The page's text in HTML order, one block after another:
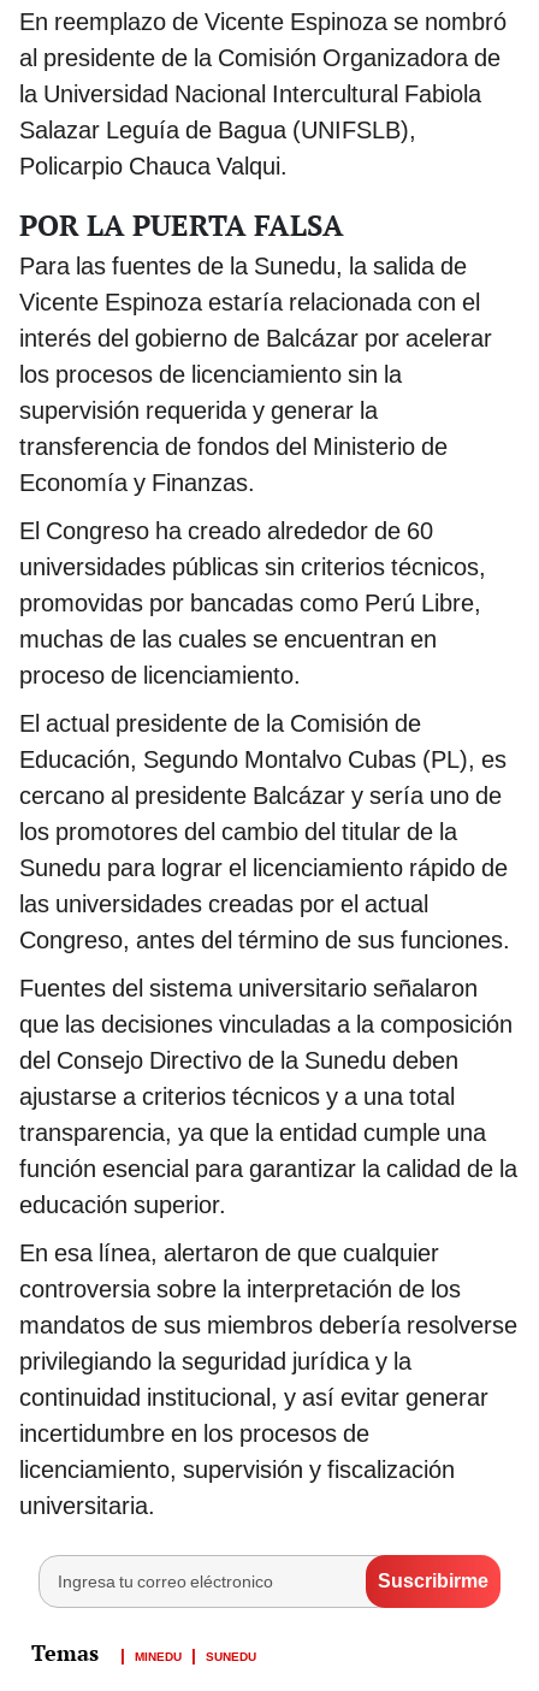
En reemplazo de Vicente Espinoza se nombró
al presidente de la Comisión Organizadora de
la Universidad Nacional Intercultural Fabiola
Salazar Leguía de Bagua (UNIFSLB),
Policarpio Chauca Valqui.
POR LA PUERTA FALSA
Para las fuentes de la Sunedu, la salida de
Vicente Espinoza estaría relacionada con el
interés del gobierno de Balcázar por acelerar
los procesos de licenciamiento sin la
supervisión requerida y generar la
transferencia de fondos del Ministerio de
Economía y Finanzas.
El Congreso ha creado alrededor de 60
universidades públicas sin criterios técnicos,
promovidas por bancadas como Perú Libre,
muchas de las cuales se encuentran en
proceso de licenciamiento.
El actual presidente de la Comisión de
Educación, Segundo Montalvo Cubas (PL), es
cercano al presidente Balcázar y sería uno de
los promotores del cambio del titular de la
Sunedu para lograr el licenciamiento rápido de
las universidades creadas por el actual
Congreso, antes del término de sus funciones.
Fuentes del sistema universitario señalaron
que las decisiones vinculadas a la composición
del Consejo Directivo de la Sunedu deben
ajustarse a criterios técnicos y a una total
transparencia, ya que la entidad cumple una
función esencial para garantizar la calidad de la
educación superior.
En esa línea, alertaron de que cualquier
controversia sobre la interpretación de los
mandatos de sus miembros debería resolverse
privilegiando la seguridad jurídica y la
continuidad institucional, y así evitar generar
incertidumbre en los procesos de
licenciamiento, supervisión y fiscalización
universitaria.
MINEDU SUNEDU